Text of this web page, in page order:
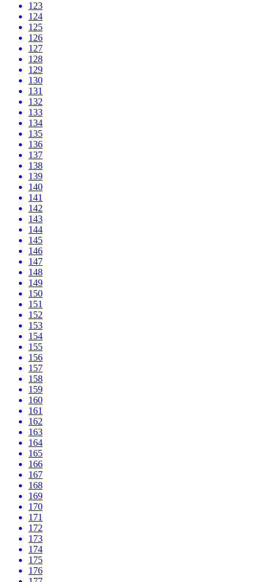
123
124
125
126
127
128
129
130
131
132
133
134
135
136
137
138
139
140
141
142
143
144
145
146
147
148
149
150
151
152
153
154
155
156
157
158
159
160
161
162
163
164
165
166
167
168
169
170
171
172
173
174
175
176